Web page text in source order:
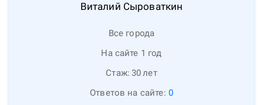
Виталий Сыроваткин
Все города
На сайте 1 год
Стаж: 30лет
Ответов на сайте: 0